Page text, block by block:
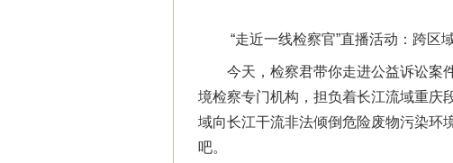
“走近一线检察官”直播活动：跨区
今天，检察君带你走进公益诉讼案件
境检察专门机构，担负着长江流域重庆
域向长江干流非法倾倒危险废物污染环
吧。